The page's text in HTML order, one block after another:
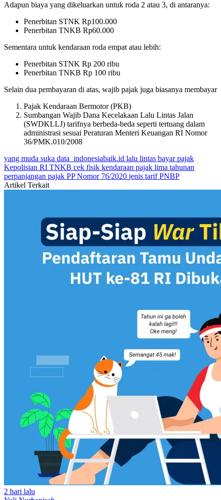
Adapun biaya yang dikeluarkan untuk roda 2 atau 3, di antaranya:
Penerbitan STNK Rp100.000
Penerbitan TNKB Rp60.000
Sementara untuk kendaraan roda empat atau lebih:
Penerbitan STNK Rp 200 ribu
Penerbitan TNKB Rp 100 ribu
Selain dua pembayaran di atas, wajib pajak juga biasanya membayar
Pajak Kendaraan Bermotor (PKB)
Sumbangan Wajib Dana Kecelakaan Lalu Lintas Jalan
(SWDKLLJ) tarifnya berbeda-beda seperti tertuang dalam
administrasi sesuai Peraturan Menteri Keuangan RI Nomor
36/PMK.010/2008
yang muda suka data indonesiabaik.id lalu lintas bayar pajak
Kepolisian RI TNKB cek fisik kendaraan pajak lima tahunan
perpanjangan pajak PP Nomor 76/2020 jenis tarif PNBP
Artikel Terkait
2 hari lalu